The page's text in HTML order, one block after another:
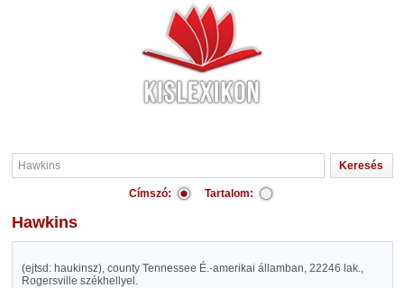
Címszó: Tartalom:
Hawkins
(ejtsd: haukinsz), county Tennessee É.-amerikai államban, 22246 lak.,
Rogersville székhellyel.